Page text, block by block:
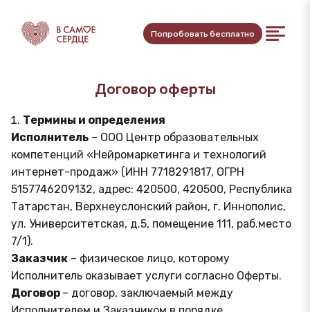
Попробовать бесплатно
Договор оферты
Термины и определения
Исполнитель – ООО Центр образовательных
компетенций «Нейромаркетинга и технологий
интернет-продаж» (ИНН 7718291817, ОГРН
5157746209132, адрес: 420500, 420500, Республика
Татарстан, Верхнеуслонский район, г. Иннополис,
ул. Университетская, д.5, помещение 111, раб.место
7/1).
Заказчик – физическое лицо, которому
Исполнитель оказывает услуги согласно Оферты.
Договор – договор, заключаемый между